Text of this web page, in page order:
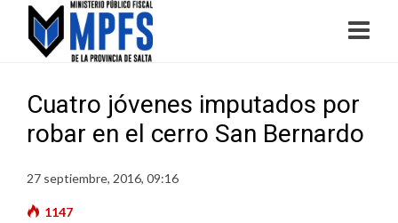
Cuatro jóvenes imputados por
robar en el cerro San Bernardo
27 septiembre, 2016, 09:16
1147